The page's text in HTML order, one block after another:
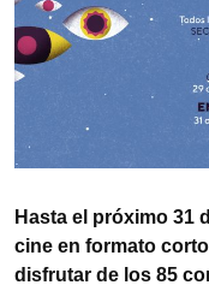
Hasta el próximo 31
cine en formato
disfrutar de los 85